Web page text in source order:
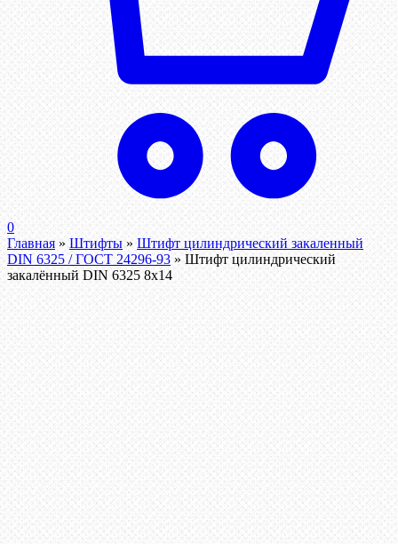
0
Главная » Штифты » Штифт цилиндрический закаленный
DIN 6325 / ГОСТ 24296-93 » Штифт цилиндрический
закалённый DIN 6325 8х14